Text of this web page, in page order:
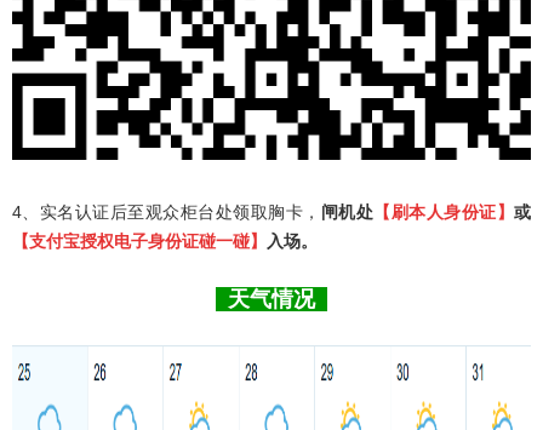
4、实名认证后至观众柜台处领取胸卡， 闸机处 【刷本人身份证】或
【支付宝授权电子身份证碰一碰】
入场。
天气情况